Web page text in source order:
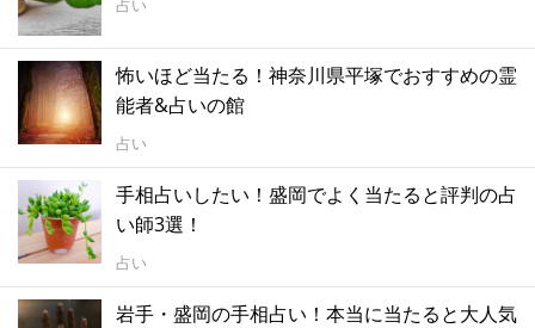
占い
怖いほど当たる！神奈川県平塚でおすすめの霊
能者&占いの館
占い
手相占いしたい！盛岡でよく当たると評判の占
い師3選！
占い
岩手・盛岡の手相占い！本当に当たると大人気